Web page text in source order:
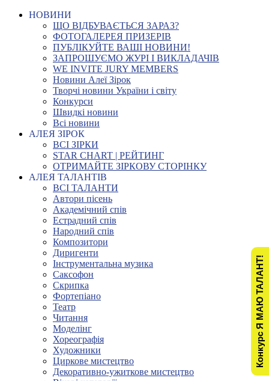
НОВИНИ
ЩО ВІДБУВАЄТЬСЯ ЗАРАЗ?
ФОТОГАЛЕРЕЯ ПРИЗЕРІВ
ПУБЛІКУЙТЕ ВАШІ НОВИНИ!
ЗАПРОШУЄМО ЖУРІ І ВИКЛАДАЧІВ
WE INVITE JURY MEMBERS
Новини Алеї Зірок
Творчі новини України і світу
Конкурси
Швидкі новини
Всі новини
АЛЕЯ ЗІРОК
ВСІ ЗІРКИ
STAR CHART | РЕЙТИНГ
ОТРИМАЙТЕ ЗІРКОВУ СТОРІНКУ
АЛЕЯ ТАЛАНТІВ
ВСІ ТАЛАНТИ
Автори пісень
Академічний спів
Естрадний спів
Народний спів
Композитори
Диригенти
Інструментальна музика
Саксофон
Скрипка
Фортепіано
Театр
Читання
Моделінг
Хореографія
Художники
Циркове мистецтво
Декоративно-ужиткове мистецтво
Конкурс Я МАЮ ТАЛАНТ!